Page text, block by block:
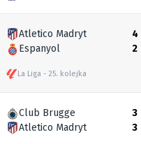
Atletico Madryt
Espanyol
La Liga 25. kolejka
4
2
Club Brugge
Atletico Madryt
3
3